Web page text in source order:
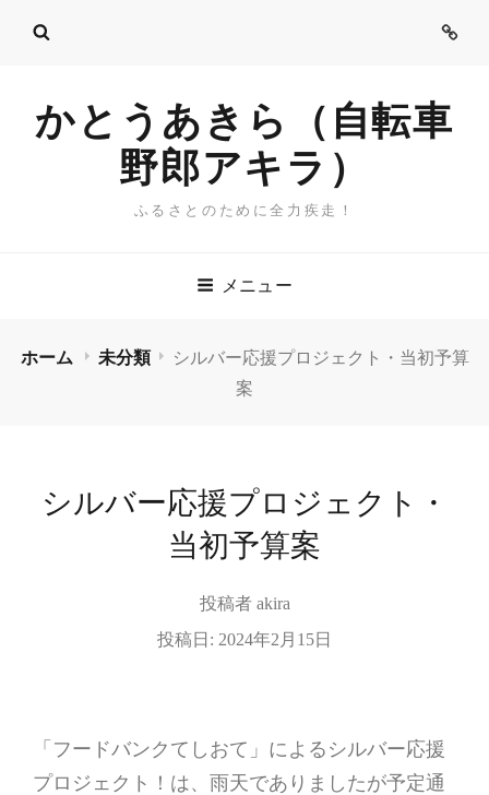
ご
かとうあきら（自転車
野郎アキラ）
ふるさとのために全力疾走！
メニュー
ホーム 未分類
シルバー応援プロジェクト・当初予算
案
シルバー応援プロジェクト・
当初予算案
投稿者 akira
投稿日: 2024年2月15日
「フードバンクてしおて」によるシルバー応援
プロジェクト！は、雨天でありましたが予定通